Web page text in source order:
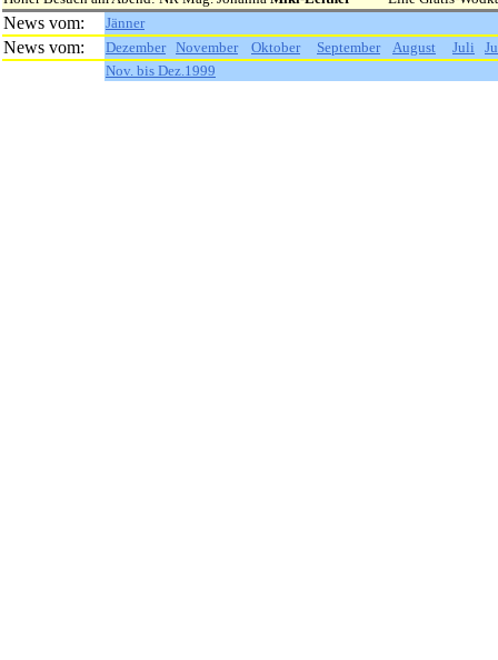
News vom: Jänner
News vom: Dezember November Oktober September August Juli
Nov. bis Dez.1999